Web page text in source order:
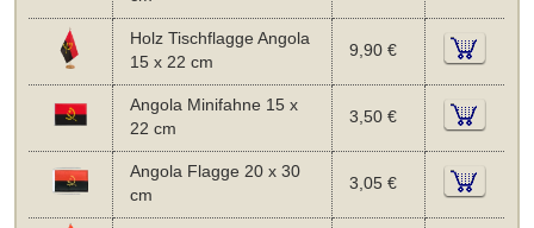
Holz Tischflagge Angola
15 x 22 cm
9,90 €
Angola Minifahne 15 x
22 cm
3,50 €
Angola Flagge 20 x 30
cm
3,05 €